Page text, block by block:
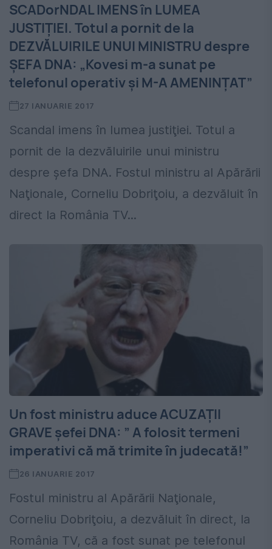
SCADorNDAL IMENS în LUMEA
JUSTIŢIEI. Totul a pornit de la
DEZVĂLUIRILE UNUI MINISTRU despre
ŞEFA DNA: „Kovesi m-a sunat pe
telefonul operativ şi M-A AMENINŢAT”
27 IANUARIE 2017
Scandal imens în lumea justiţiei. Totul a
pornit de la dezvăluirile unui ministru
despre şefa DNA. Fostul ministru al Apărării
Naţionale, Corneliu Dobriţoiu, a dezvăluit în
direct la România TV...
Un fost ministru aduce ACUZAȚII
GRAVE șefei DNA: ” A folosit termeni
imperativi că mă trimite în judecată!”
26 IANUARIE 2017
Fostul ministru al Apărării Naţionale,
Corneliu Dobriţoiu, a dezvăluit în direct, la
România TV, că a fost sunat pe telefonul